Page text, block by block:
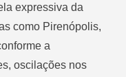
expressiva da
como Pirenópolis,
a
oscilações nos